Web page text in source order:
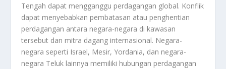
Tengah dapat mengganggu perdagangan global. Konflik
dapat menyebabkan pembatasan atau penghentian
perdagangan antara negara-negara di kawasan
tersebut dan mitra dagang internasional. Negara-
negara seperti Israel, Mesir, Yordania, dan negara-
negara Teluk lainnya memiliki hubungan perdagangan